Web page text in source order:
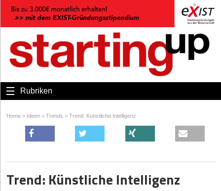
Rubriken
Home > Ideen > Trends > Trend: Künstliche Intelligenz
Trend: Künstliche Intelligenz